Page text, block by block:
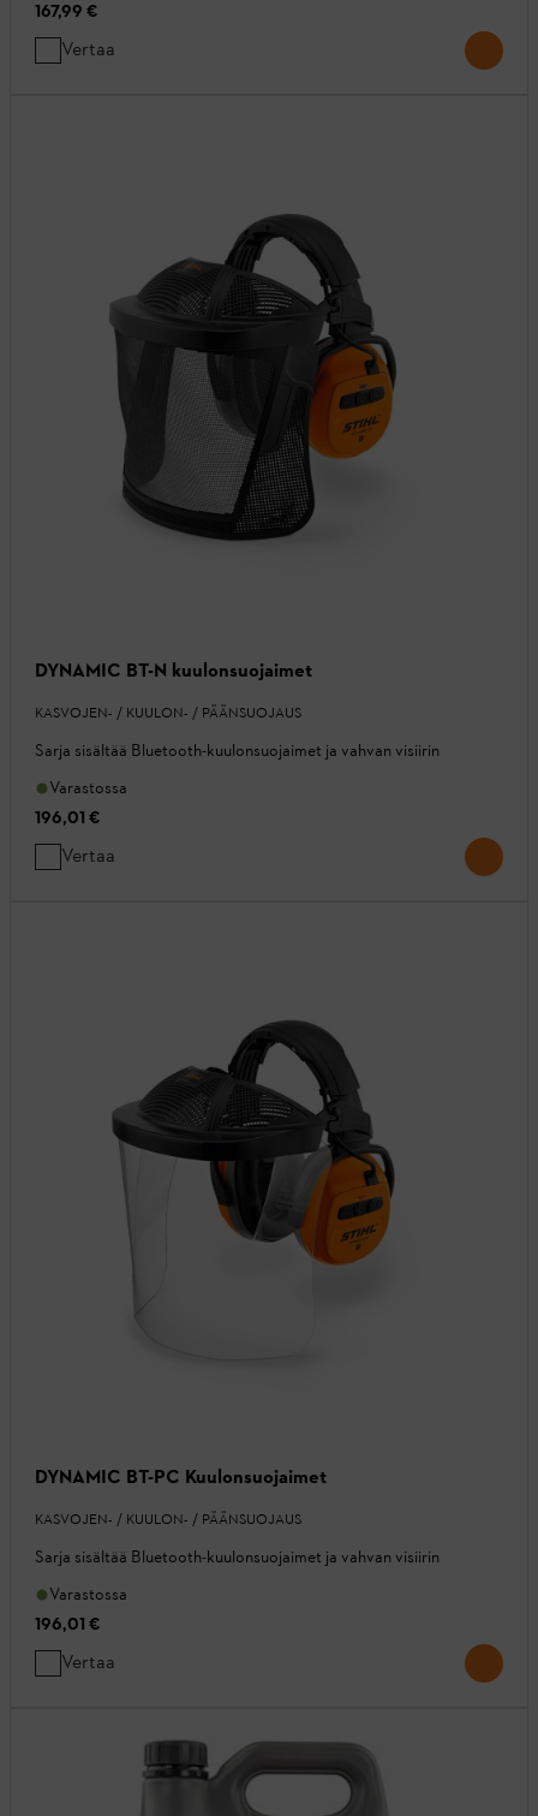
167,99 €
Vertaa
DYNAMIC BT-N kuulonsuojaimet
KASVOJEN- / KUULON- / PÄÄNSUOJAUS
Sarja sisältää Bluetooth-kuulonsuojaimet ja vahvan visiirin
Varastossa
196,01 €
Vertaa
DYNAMIC BT-PC Kuulonsuojaimet
KASVOJEN- / KUULON- / PÄÄNSUOJAUS
Sarja sisältää Bluetooth-kuulonsuojaimet ja vahvan visiirin
Varastossa
196,01 €
Vertaa